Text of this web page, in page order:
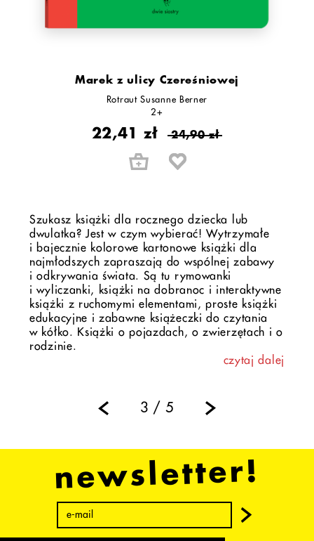
Marek z ulicy Czereśniowej
Rotraut Susanne Berner
2+
22,41 zł 24,90 zł
Szukasz książki dla rocznego dziecka lub
dwulatka? Jest w czym wybierać! Wytrzymałe
i bajecznie kolorowe kartonowe książki dla
najmłodszych zapraszają do wspólnej zabawy
i odkrywania świata. Są tu rymowanki
i wyliczanki, książki na dobranoc i interaktywne
książki z ruchomymi elementami, proste książki
edukacyjne i zabawne książeczki do czytania
w kółko. Książki o pojazdach, o zwierzętach i o
rodzinie.
czytaj dalej
3 / 5
newsletter!